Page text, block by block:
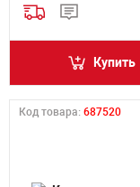
Купить
Код товара: 687520